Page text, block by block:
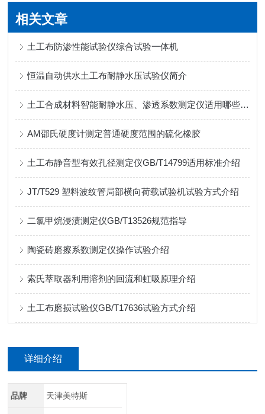
相关文章
土工布防渗性能试验仪综合试验一体机
恒温自动供水土工布耐静水压试验仪简介
土工合成材料智能耐静水压、渗透系数测定仪适用哪些标准？
AM邵氏硬度计测定普通硬度范围的硫化橡胶
土工布静音型有效孔径测定仪GB/T14799适用标准介绍
JT/T529 塑料波纹管局部横向荷载试验机试验方式介绍
二氯甲烷浸渍测定仪GB/T13526规范指导
陶瓷砖磨擦系数测定仪操作试验介绍
索氏萃取器利用溶剂的回流和虹吸原理介绍
土工布磨损试验仪GB/T17636试验方式介绍
详细介绍
品牌 天津美特斯